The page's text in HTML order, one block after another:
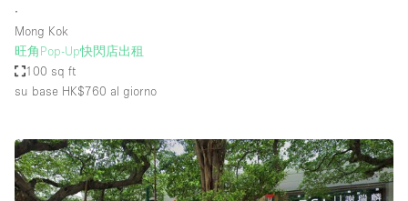
∙
Mong Kok
旺角Pop-Up快閃店出租
100 sq ft
su base HK$760 al giorno